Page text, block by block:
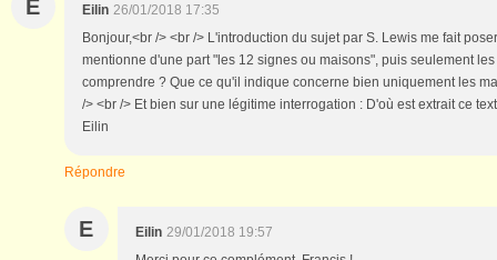
E Eilin 26/01/2018 17:35
Bonjour,<br /> <br /> L'introduction du sujet par S. Lewis me fait
mentionne d'une part "les 12 signes ou maisons", puis seulement
comprendre ? Que ce qu'il indique concerne bien uniquement les
/> <br /> Et bien sur une légitime interrogation : D'où est extrait ce
Eilin
Répondre
E Eilin 29/01/2018 19:57